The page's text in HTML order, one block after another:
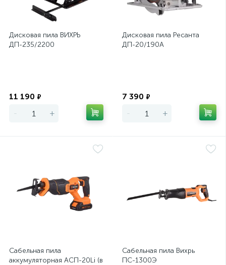
Дисковая пила ВИХРЬ
ДП-235/2200
11 190 ₽
- +
Дисковая пила Ресанта
ДП-20/190А
7 390 ₽
- +
Сабельная пила
аккумуляторная АСП-20Li (в
Сабельная пила Вихрь
ПС-1300Э